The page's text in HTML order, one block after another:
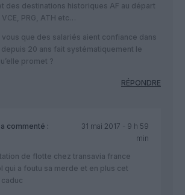
des destinations historiques AF au départ
PRG, ATH etc…
que des salariés aient confiance dans
20 ans fait systématiquement le
promet ?
RÉPONDRE
a commenté :
31 mai 2017 - 9 h 59
min
de flotte chez transavia france
qui a foutu sa merde et en plus cet